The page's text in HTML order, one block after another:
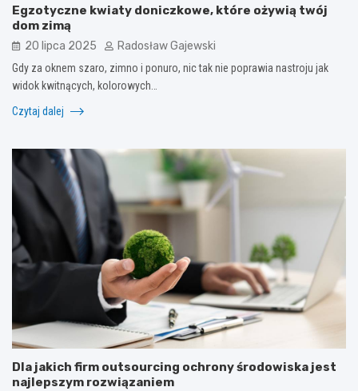
Egzotyczne kwiaty doniczkowe, które ożywią twój
dom zimą
20 lipca 2025 Radosław Gajewski
Gdy za oknem szaro, zimno i ponuro, nic tak nie poprawia nastroju jak
widok kwitnących, kolorowych…
Czytaj dalej
Dla jakich firm outsourcing ochrony środowiska jest
najlepszym rozwiązaniem